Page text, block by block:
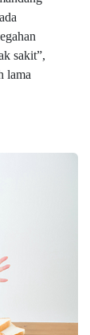
sakit”,
lama